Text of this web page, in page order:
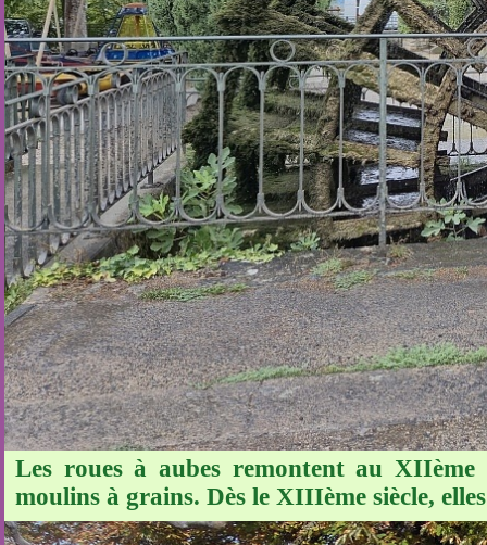
Les roues à aubes remontent au XIIème
moulins à grains. Dès le XIIIème siècle,